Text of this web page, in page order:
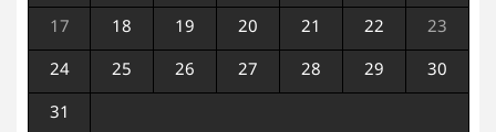
17 18 19 20 21 22 23
24 25 26 27 28 29 30
31